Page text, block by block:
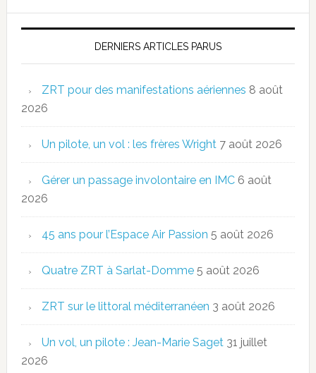
DERNIERS ARTICLES PARUS
ZRT pour des manifestations aériennes 8 août
2026
Un pilote, un vol : les frères Wright 7 août 2026
Gérer un passage involontaire en IMC 6 août
2026
45 ans pour l’Espace Air Passion 5 août 2026
Quatre ZRT à Sarlat-Domme 5 août 2026
ZRT sur le littoral méditerranéen 3 août 2026
Un vol, un pilote : Jean-Marie Saget 31 juillet
2026